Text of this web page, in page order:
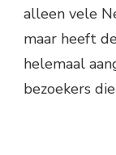
alleen vele
maar heeft
helemaal
bezoekers